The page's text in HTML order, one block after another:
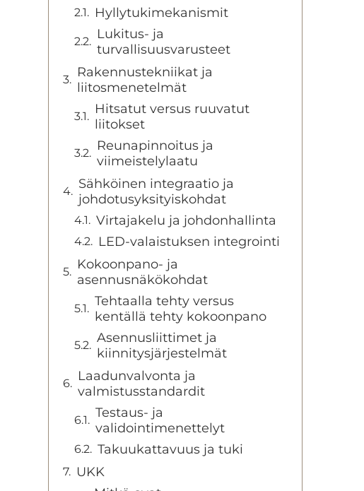
Hyllytukimekanismit
Lukitus- ja
turvallisuusvarusteet
Rakennustekniikat ja
liitosmenetelmät
Hitsatut versus ruuvatut
liitokset
Reunapinnoitus ja
viimeistelylaatu
Sähköinen integraatio ja
johdotusyksityiskohdat
Virtajakelu ja johdonhallinta
LED-valaistuksen integrointi
Kokoonpano- ja
asennusnäkökohdat
Tehtaalla tehty versus
kentällä tehty kokoonpano
Asennusliittimet ja
kiinnitysjärjestelmät
Laadunvalvonta ja
valmistusstandardit
Testaus- ja
validointimenettelyt
Takuukattavuus ja tuki
UKK